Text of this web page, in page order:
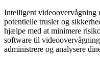
Intelligent videoovervågning
potentielle trusler og
hjælpe med at minimere
software til
administrere og analysere